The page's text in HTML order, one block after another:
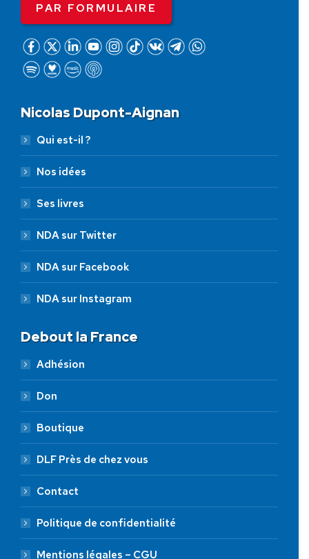
PAR FORMULAIRE
Nicolas Dupont-Aignan
Qui est-il ?
Nos idées
Ses livres
NDA sur Twitter
NDA sur Facebook
NDA sur Instagram
Debout la France
Adhésion
Don
Boutique
DLF Près de chez vous
Contact
Politique de confidentialité
Mentions légales – CGU